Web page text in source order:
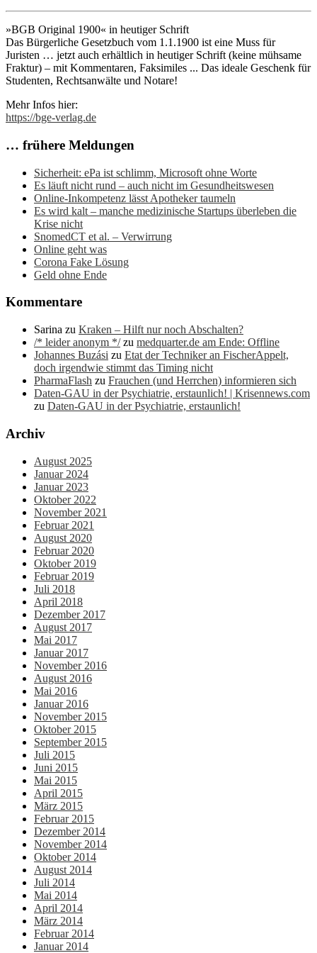
»BGB Original 1900« in heutiger Schrift
Das Bürgerliche Gesetzbuch vom 1.1.1900 ist eine Muss für
Juristen … jetzt auch erhältlich in heutiger Schrift (keine mühsame
Fraktur) – mit Kommentaren, Faksimiles ... Das ideale Geschenk für
Studenten, Rechtsanwälte und Notare!
Mehr Infos hier:
https://bge-verlag.de
… frühere Meldungen
Sicherheit: ePa ist schlimm, Microsoft ohne Worte
Es läuft nicht rund – auch nicht im Gesundheitswesen
Online-Inkompetenz lässt Apotheker taumeln
Es wird kalt – manche medizinische Startups überleben die
Krise nicht
SnomedCT et al. – Verwirrung
Online geht was
Corona Fake Lösung
Geld ohne Ende
Kommentare
Sarina zu Kraken – Hilft nur noch Abschalten?
/* leider anonym */zu medquarter.de am Ende: Offline
Johannes Buzási zu Etat der Techniker an FischerAppelt,
doch irgendwie stimmt das Timing nicht
PharmaFlash zu Frauchen (und Herrchen) informieren sich
Daten-GAU in der Psychiatrie, erstaunlich! | Krisennews.com
zu Daten-GAU in der Psychiatrie, erstaunlich!
Archiv
August 2025
Januar 2024
Januar 2023
Oktober 2022
November 2021
Februar 2021
August 2020
Februar 2020
Oktober 2019
Februar 2019
Juli 2018
April 2018
Dezember 2017
August 2017
Mai 2017
Januar 2017
November 2016
August 2016
Mai 2016
Januar 2016
November 2015
Oktober 2015
September 2015
Juli 2015
Juni 2015
Mai 2015
April 2015
März 2015
Februar 2015
Dezember 2014
November 2014
Oktober 2014
August 2014
Juli 2014
Mai 2014
April 2014
März 2014
Februar 2014
Januar 2014